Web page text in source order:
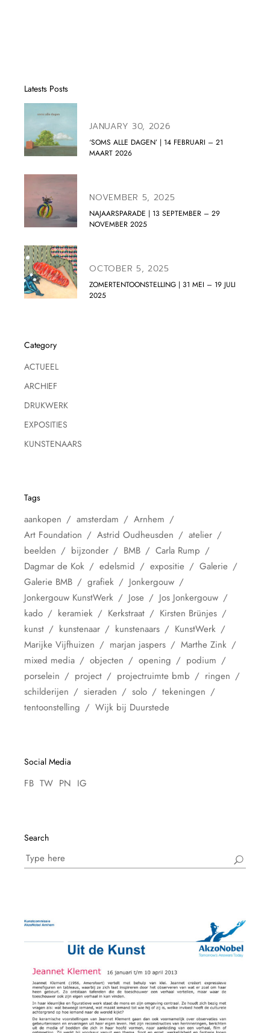
Latests Posts
JANUARY 30, 2026
‘SOMS ALLE DAGEN’ | 14 FEBRUARI – 21
MAART 2026
NOVEMBER 5, 2025
NAJAARSPARADE | 13 SEPTEMBER – 29
NOVEMBER 2025
OCTOBER 5, 2025
ZOMERTENTOONSTELLING | 31 MEI – 19 JULI
2025
Category
ACTUEEL
ARCHIEF
DRUKWERK
EXPOSITIES
KUNSTENAARS
Tags
aankopen amsterdam
Arnhem
Art Foundation
Astrid Oudheusden
atelier
beelden
bijzonder BMB
Carla Rump
Dagmar de Kok
edelsmid expositie
Galerie
Galerie BMB
grafiek
Jonkergouw
Jonkergouw KunstWerk
Jose
Jos Jonkergouw
kado
keramiek Kerkstraat
Kirsten Brünjes
kunst
kunstenaar kunstenaars
KunstWerk
Marijke Vijfhuizen
marjan jaspers
Marthe Zink
mixed media
objecten opening
podium
porselein
project projectruimte bmb
ringen
schilderijen
sieraden solo
tekeningen
tentoonstelling
Wijk bij Duurstede
Social Media
FB TW PN IG
Search
Search
for: